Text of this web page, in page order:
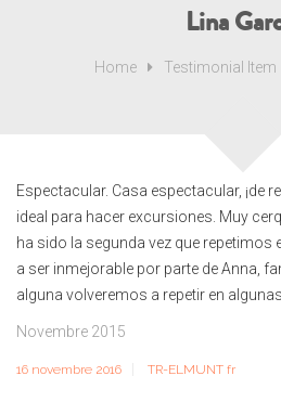
Lina
Home Testimonial Item
Espectacular. Casa espectacular, ¡de
ideal para hacer excursiones. Muy
ha sido la segunda vez que repetimos
a ser inmejorable por parte de Anna,
alguna volveremos a repetir en
Novembre 2015
16 novembre 2016 TR-ELMUNT fr